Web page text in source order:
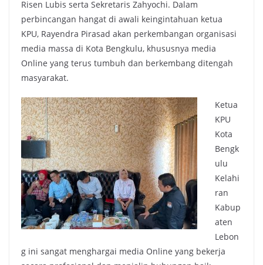
Risen Lubis serta Sekretaris Zahyochi. Dalam
perbincangan hangat di awali keingintahuan ketua
KPU, Rayendra Pirasad akan perkembangan organisasi
media massa di Kota Bengkulu, khususnya media
Online yang terus tumbuh dan berkembang ditengah
masyarakat.
Ketua
KPU
Kota
Bengk
ulu
Kelahi
ran
Kabup
aten
Lebon
g ini sangat menghargai media Online yang bekerja